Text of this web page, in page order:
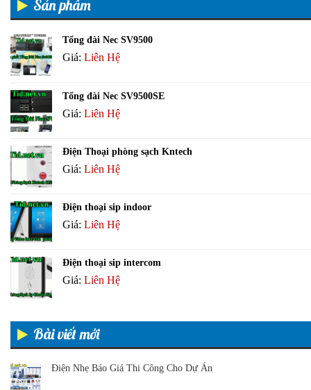
Sản phẩm
Tổng đài Nec SV9500
Giá: Liên Hệ
Tổng đài Nec SV9500SE
Giá: Liên Hệ
Điện Thoại phòng sạch Kntech
Giá: Liên Hệ
Điện thoại sip indoor
Giá: Liên Hệ
Điện thoại sip intercom
Giá: Liên Hệ
Bài viết mới
Điện Nhẹ Báo Giá Thi Công Cho Dự Án